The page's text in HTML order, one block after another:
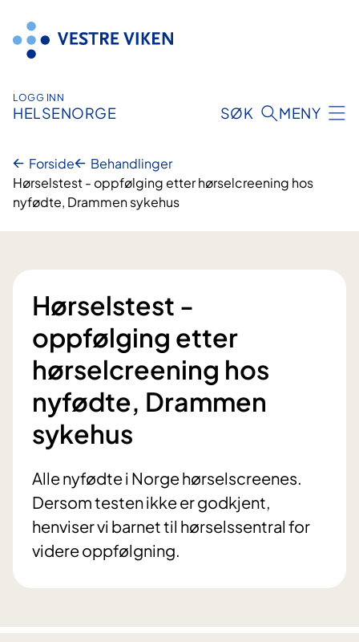
innhold
LOGG INN
HELSENORGE SØK MENY
Forside
Behandlinger
Hørselstest - oppfølging etter hørselcreening hos
nyfødte, Drammen sykehus
Hørselstest -
oppfølging etter
hørselcreening hos
nyfødte, Drammen
sykehus
Alle nyfødte i Norge hørselscreenes.
Dersom testen ikke er godkjent,
henviser vi barnet til hørselssentral for
videre oppfølgning.